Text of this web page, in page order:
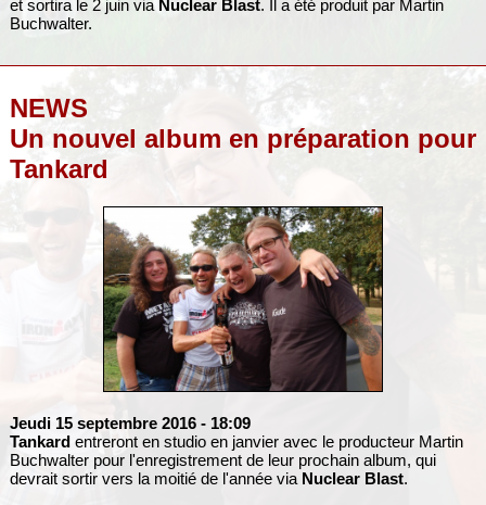
et sortira le 2 juin via Nuclear Blast. Il a été produit par Martin
Buchwalter.
NEWS
Un nouvel album en préparation pour
Tankard
Jeudi 15 septembre 2016 - 18:09
Tankardentreront en studio en janvier avec le producteur Martin
Buchwalter pour l'enregistrement de leur prochain album, qui
devrait sortir vers la moitié de l'année via Nuclear Blast.